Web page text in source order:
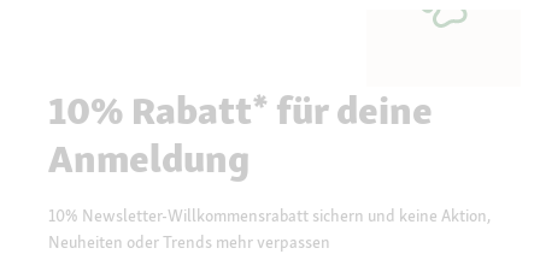
10% Rabatt* für deine
Anmeldung
10% Newsletter-Willkommensrabatt sichern und keine Aktion,
Neuheiten oder Trends mehr verpassen